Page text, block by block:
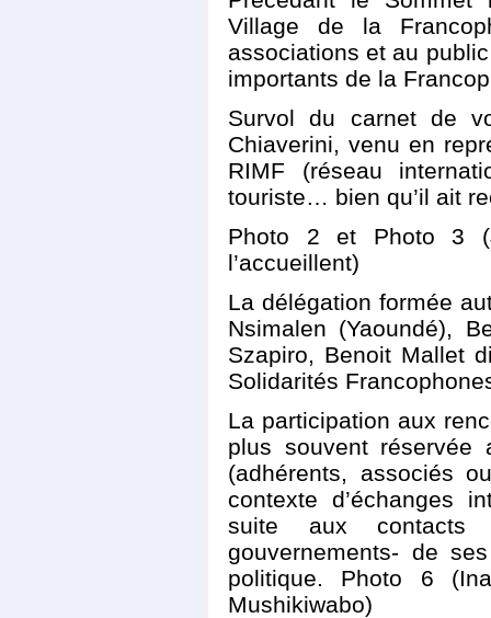
Village de la
associations et au
importants de la
Survol du carnet de
Chiaverini, venu en
RIMF (réseau
touriste… bien qu’il ait
Photo 2 et Photo 3
l’accueillent)
La délégation formée
Nsimalen (Yaoundé),
Szapiro, Benoit Mallet
Solidarités
La participation aux
plus souvent réservée
(adhérents, associés
contexte d’échanges
suite aux
gouvernements- de
politique. Photo 6
Mushikiwabo)